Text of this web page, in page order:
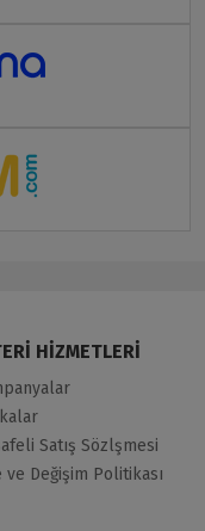
HİZMETLERİ
Satış Sözlşmesi
ve Değişim Politikası